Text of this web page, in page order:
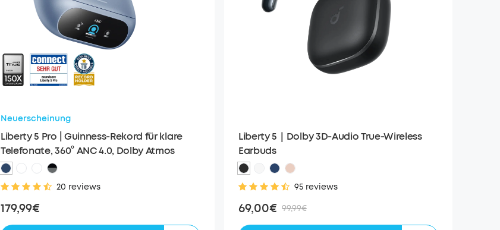
Neuerscheinung
Liberty 5 Pro | Guinness-Rekord für klare
Telefonate, 360° ANC 4.0, Dolby Atmos
20 reviews
179,99€
Liberty 5｜Dolby 3D-Audio True-Wireless
Earbuds
95 reviews
69,00€ 99,99€